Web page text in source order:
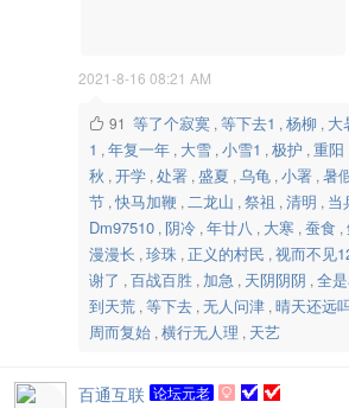
2021-8-16 08:21 AM
 91 等了个寂寞 , 等下去1 , 杨柳 , 大
1 , 年复一年 , 大雪 , 小雪1 , 极护 , 重阳
秋 , 开学 , 处署 , 盛夏 , 乌龟 , 小署 , 暑
节 , 快马加鞭 , 二龙山 , 祭祖 , 清明 , 当
Dm97510 , 阴冷 , 年廿八 , 大寒 , 蚕食 ,
漫漫长 , 珍珠 , 正义的村民 , 视而不见
谢了 , 百战百胜 , 加急 , 天阴阴阴 , 全
到天荒 , 等下去 , 无人问津 , 晴天还远
周而复始 , 横行无人理 , 天艺
百通互联 论坛元老 